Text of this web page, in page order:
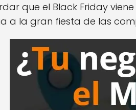
que el Black Friday
a la gran fiesta de las